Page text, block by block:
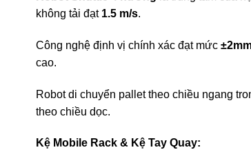
không tải đạt 1.5 m/s.
Công nghệ định vị chính xác đạt mức
cao.
Robot di chuyển pallet theo chiều ngang
theo chiều dọc.
Kệ Mobile Rack & Kệ Tay Quay: